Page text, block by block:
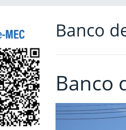
cadastro do Instituto no e-MEC
Início do conteúdo
Banco
Banco